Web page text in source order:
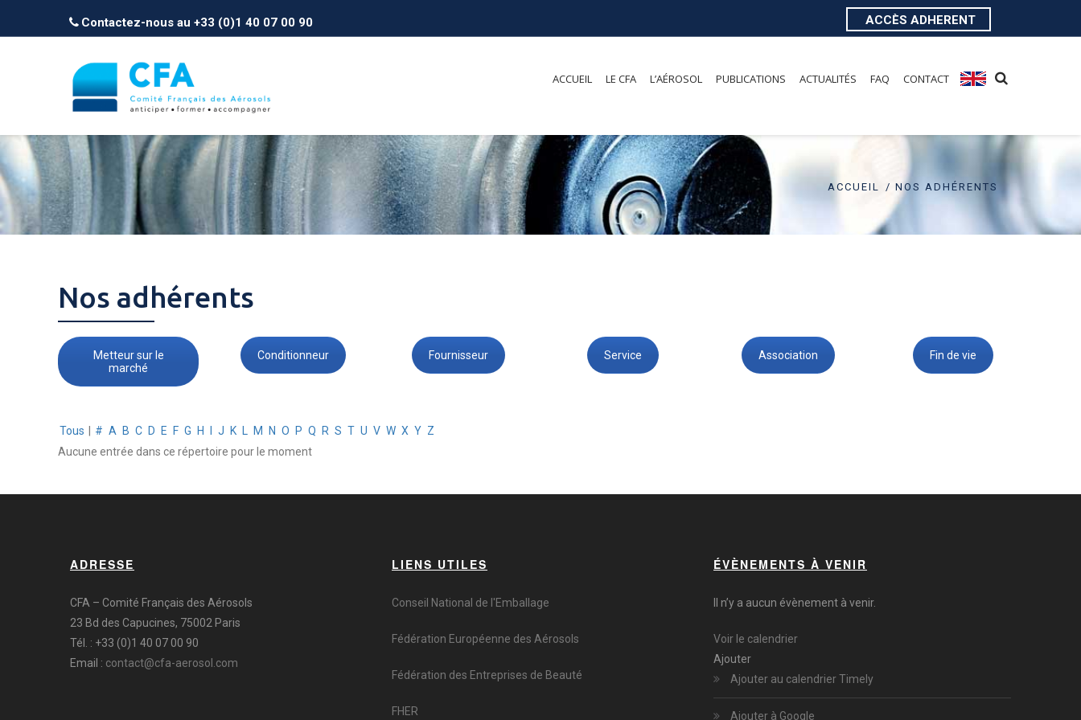
Contactez-nous au +33 (0)1 40 07 00 90 ACCÈS ADHERENT
ACCUEIL LE CFA L’AÉROSOL PUBLICATIONS ACTUALITÉS FAQ CONTACT
ACCUEIL NOS ADHÉRENTS
Nos adhérents
Metteur sur le
marché
Conditionneur Fournisseur Service Association Fin de vie
Tous # A B C D E F G H J K M N O P Q R S T U V W X Y Z
Aucune entrée dans ce répertoire pour le moment
ADRESSE
CFA – Comité Français des Aérosols
23 Bd des Capucines, 75002 Paris
Tél. : +33 (0)1 40 07 00 90
Email : contact@cfa-aerosol.com
LIENS UTILES
Conseil National de l'Emballage
Fédération Européenne des Aérosols
Fédération des Entreprises de Beauté
FHER
ÉVÈNEMENTS À VENIR
Il n’y a aucun évènement à venir.
Voir le calendrier
Ajouter
Ajouter au calendrier Timely
Ajouter à Google